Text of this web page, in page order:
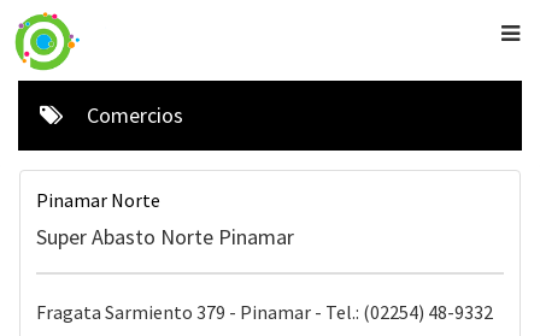
Comercios
Pinamar Norte
Super Abasto Norte Pinamar
Fragata Sarmiento 379 - Pinamar - Tel.: (02254) 48-9332